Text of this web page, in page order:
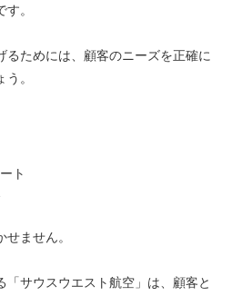
。
るためには、顧客のニーズを正確に
。
ト
ません。
「サウスウエスト航空」は、顧客と